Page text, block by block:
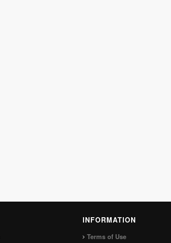
INFORMATION
Terms of Use